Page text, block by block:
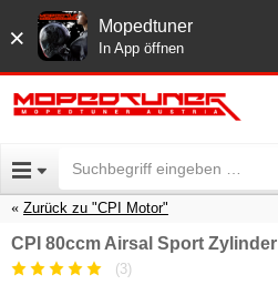
× Mopedtuner
In App öffnen
Zurück zu "CPI Motor"
CPI 80ccm Airsal Sport Zylinder
(3)